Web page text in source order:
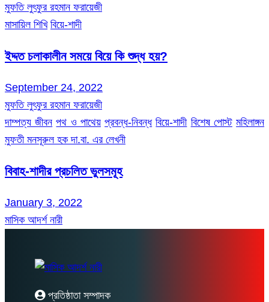
মুফতি লুৎফুর রহমান ফরায়েজী
মাসায়িল শিখি বিয়ে-শাদী
ইদ্দত চলাকালীন সময়ে বিয়ে কি শুদ্ধ হয়?
September 24, 2022
মুফতি লুৎফুর রহমান ফরায়েজী
দাম্পত্য জীবন পথ ও পাথেয় প্রবন্ধ-নিবন্ধ বিয়ে-শাদী বিশেষ পোস্ট মহিলাঙ্গন
মুফতী মনসূরুল হক দা.বা. এর লেখনী
বিবাহ-শাদীর প্রচলিত ভুলসমূহ
January 3, 2022
মাসিক আদর্শ নারী
প্রতিষ্ঠাতা সম্পাদক